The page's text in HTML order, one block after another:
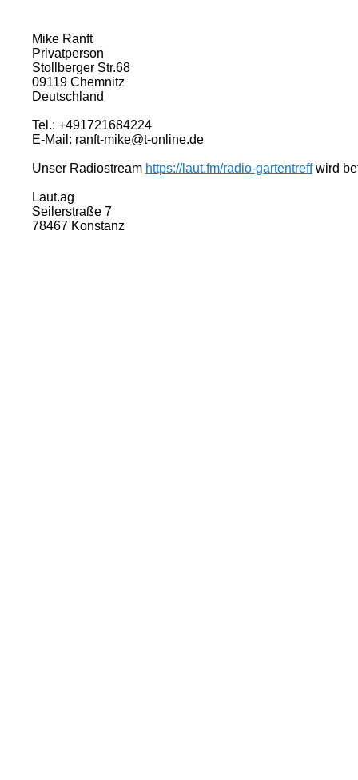
Mike Ranft
Privatperson
Stollberger Str.68
09119 Chemnitz
Deutschland
Tel.: +491721684224
E-Mail: ranft-mike@t-online.de
Unser Radiostream https://laut.fm/radio-gartentreffwird
Laut.ag
Seilerstraße 7
78467 Konstanz